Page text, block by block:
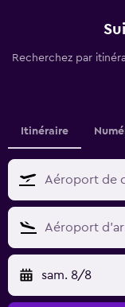
Recherchez par
Itinéraire
sam. 8/8